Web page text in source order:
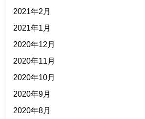
2021年2月
2021年1月
2020年12月
2020年11月
2020年10月
2020年9月
2020年8月